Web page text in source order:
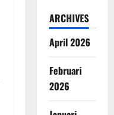
ARCHIVES
April 2026
Februari
2026